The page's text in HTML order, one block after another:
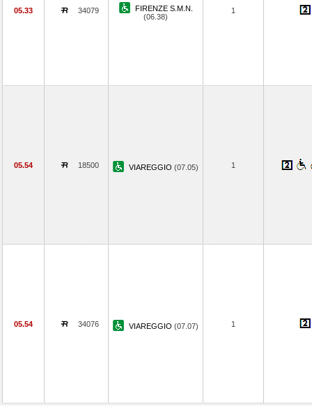
05.33 34079
FIRENZE S.M.N.
(06.38)
1
05.54 18500 VIAREGGIO (07.05) 1
05.54 34076 VIAREGGIO (07.07) 1